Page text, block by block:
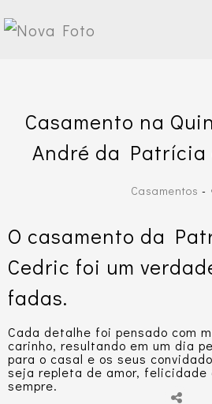
Casamento na
André da Patrícia
Casamentos -
O casamento da
Cedric foi um
fadas.
Cada detalhe foi pensado com
carinho, resultando em um dia
para o casal e os seus
seja repleta de amor, felicidade
sempre.